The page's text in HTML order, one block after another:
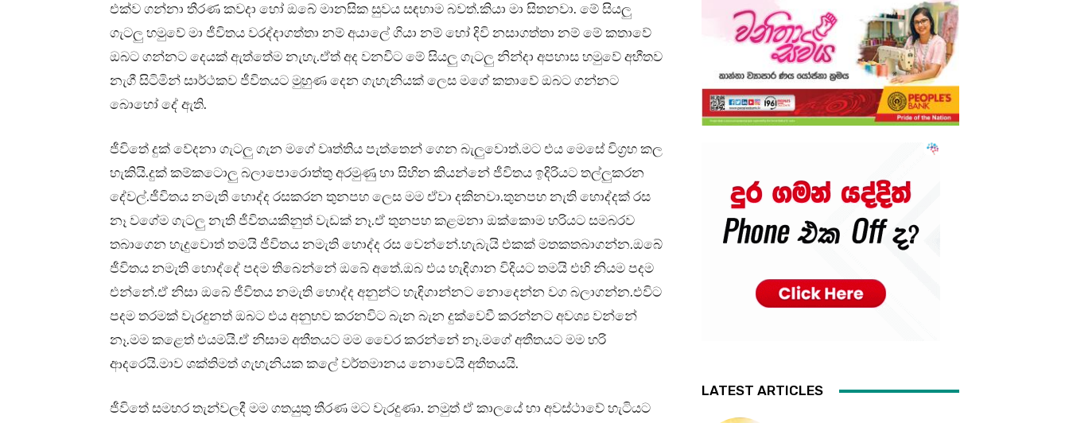
එක්ව ගන්නා තීරණ කවදා හෝ ඔබේ මානසික සුවය සඳහාම බවත්.කියා මා සිතනවා. මේ සියලු
ගැටලු හමුවේ මා ජීවිතය වරද්දාගත්තා නම් අයාලේ ගියා නම් හෝ දිවි නසාගත්තා නම් මේ කතාවේ
ඔබට ගන්නට දෙයක් ඇත්තේම නැහැ.ඒත් අද වනවිට මේ සියලු ගැටලු නින්දා අපහාස හමුවේ අභීතව
නැගී සිටිමින් සාර්ථකව ජීවිතයට මුහුණ දෙන ගැහැනියක් ලෙස මගේ කතාවේ ඔබට ගන්නට
බොහෝ දේ ඇති.
ජීවිතේ දුක් වේදනා ගැටලු ගැන මගේ වෘත්තිය පැත්තෙන් ගෙන බැලුවොත්.මට එය මෙසේ විග්‍රහ කල
හැකියි.දුක් කම්කටොලු බලාපොරොත්තු අරමුණු හා සිහින කියන්නේ ජීවිතය ඉදිරියට තල්ලුකරන
දේවල්.ජීවිතය නමැති හොද්ද රසකරන තුනපහ ලෙස මම ඒවා දකිනවා.තුනපහ නැති හොද්දක් රස
නෑ වගේම ගැටලු නැති ජීවිතයකිනුත් වැඩක් නෑ.ඒ තුනපහ කළමනා ඔක්කොම හරියට සමබරව
තබාගෙන හැදුවොත් තමයි ජීවිතය නමැති හොද්ද රස වෙන්නේ.හැබැයි එකක් මතකතබාගන්න.ඔබේ
ජීවිතය නමැති හොද්දේ පදම තිබෙන්නේ ඔබේ අතේ.ඔබ එය හැඳිගාන විදියට තමයි එහි නියම පදම
එන්නේ.ඒ නිසා ඔබේ ජීවිතය නමැති හොද්ද අනුන්ට හැඳිගාන්නට නොදෙන්න වග බලාගන්න.එවිට
පදම තරමක් වැරදුනත් ඔබට එය අනුභව කරනවිට බැන බැන දුක්වෙවී කරන්නට අවශ්‍ය වන්නේ
නෑ.මම කළෙත් එයමයි.ඒ නිසාම අතීතයට මම වෛර කරන්නේ නෑ.මගේ අතීතයට මම හරි
ආදරෙයි.මාව ශක්තිමත් ගැහැනියක කලේ වර්තමානය නොවෙයි අතීතයයි.
ජීවිතේ සමහර තැන්වලදී මම ගතයුතු තීරණ මට වැරදුණා. නමුත් ඒ කාලයේ හා අවස්ථාවේ හැටියට
LATEST ARTICLES